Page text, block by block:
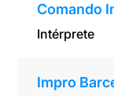
Comando
Intérprete
Impro